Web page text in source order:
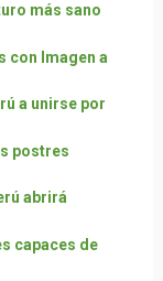
más sano
con Imagen a
a unirse por
postres
abrirá
capaces de